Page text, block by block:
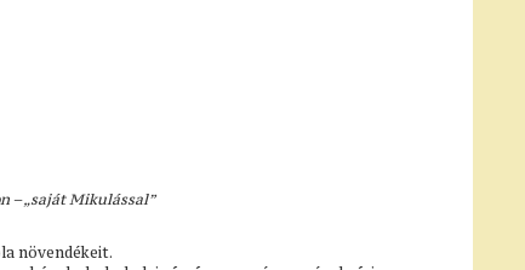
– „saját Mikulással”
növendékeit.